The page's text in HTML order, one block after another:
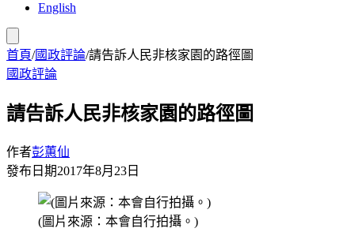
English
首頁/國政評論/請告訴人民非核家園的路徑圖
國政評論
請告訴人民非核家園的路徑圖
作者彭蕙仙
發布日期2017年8月23日
(圖片來源：本會自行拍攝。)